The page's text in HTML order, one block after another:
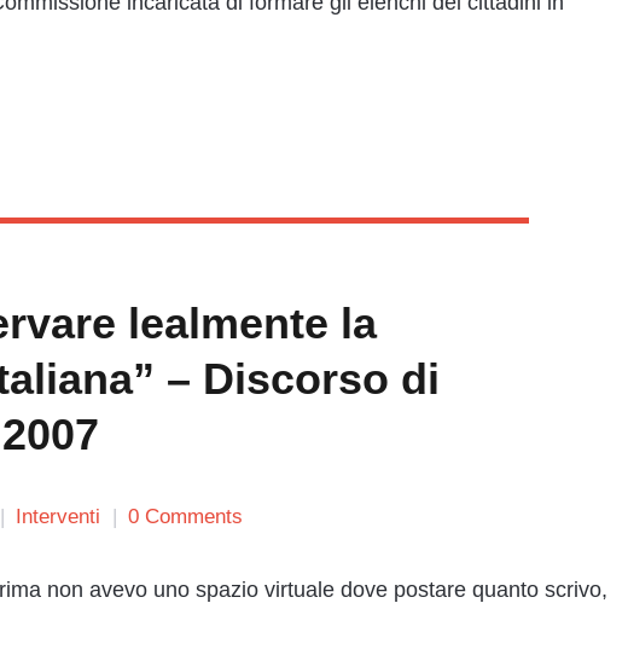
lealmente la
– Discorso di
Interventi 0 Comments
non avevo uno spazio virtuale dove postare quanto scrivo,